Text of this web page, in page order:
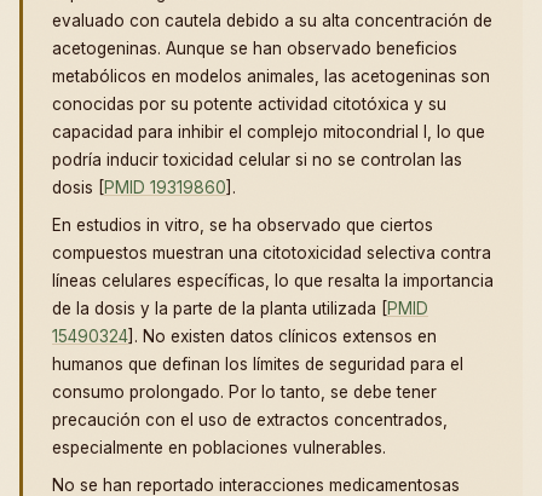
evaluado con cautela debido a su alta concentración de
acetogeninas. Aunque se han observado beneficios
metabólicos en modelos animales, las acetogeninas son
conocidas por su potente actividad citotóxica y su
capacidad para inhibir el complejo mitocondrial I, lo que
podría inducir toxicidad celular si no se controlan las
dosis [PMID 19319860].
En estudios in vitro, se ha observado que ciertos
compuestos muestran una citotoxicidad selectiva contra
líneas celulares específicas, lo que resalta la importancia
de la dosis y la parte de la planta utilizada [PMID
15490324]. No existen datos clínicos extensos en
humanos que definan los límites de seguridad para el
consumo prolongado. Por lo tanto, se debe tener
precaución con el uso de extractos concentrados,
especialmente en poblaciones vulnerables.
No se han reportado interacciones medicamentosas